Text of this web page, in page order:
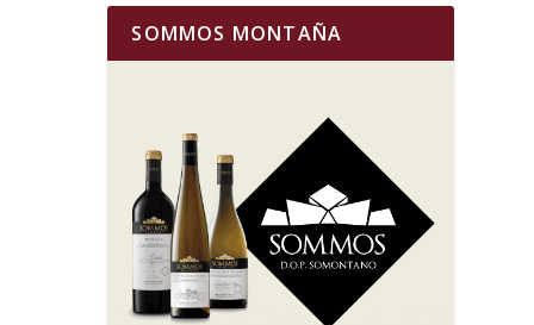
SOMMOS MONTAÑA